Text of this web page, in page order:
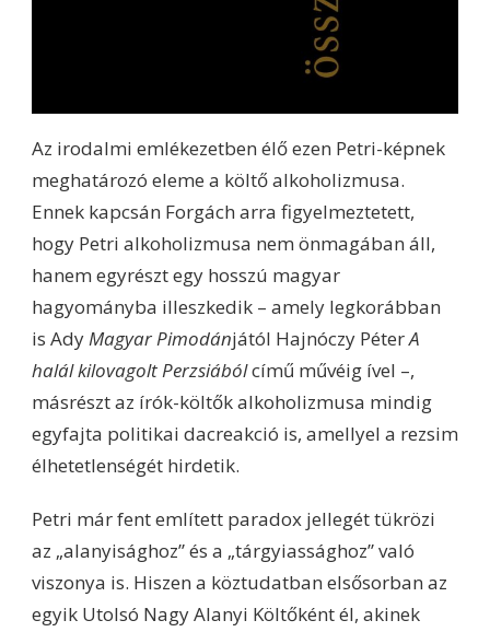
Az irodalmi emlékezetben élő ezen Petri-képnek
meghatározó eleme a költő alkoholizmusa.
Ennek kapcsán Forgách arra figyelmeztetett,
hogy Petri alkoholizmusa nem önmagában áll,
hanem egyrészt egy hosszú magyar
hagyományba illeszkedik – amely legkorábban
is AdyMagyar Pimodánjától Hajnóczy PéterA
halál kilovagolt Perzsiábólcímű művéig ível –,
másrészt az írók-költők alkoholizmusa mindig
egyfajta politikai dacreakció is, amellyel a rezsim
élhetetlenségét hirdetik.
Petri már fent említett paradox jellegét tükrözi
az „alanyisághoz” és a „tárgyiassághoz” való
viszonya is. Hiszen a köztudatban elsősorban az
egyik Utolsó Nagy Alanyi Költőként él, akinek